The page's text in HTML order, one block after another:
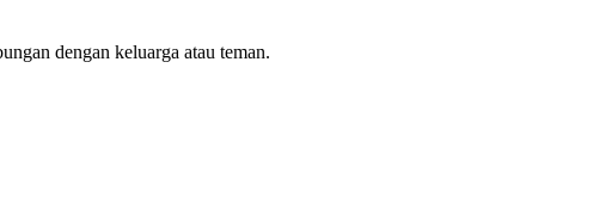
dengan keluarga atau teman.